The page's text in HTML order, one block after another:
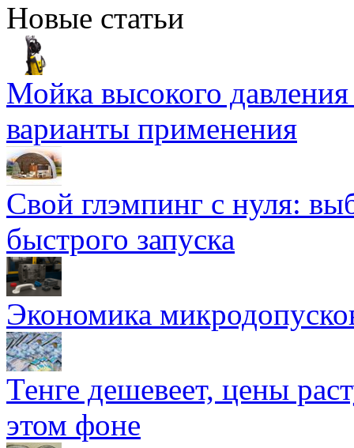
Новые статьи
Мойка высокого
варианты применения
Свой глэмпинг с нуля:
быстрого запуска
Экономика
Тенге дешевеет, цены
этом фоне